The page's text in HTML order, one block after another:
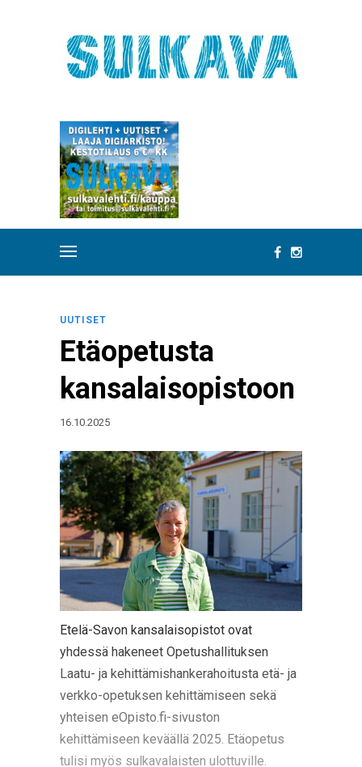
UUTISET
Etäopetusta
kansalaisopistoon
16.10.2025
Etelä-Savon kansalaisopistot ovat
yhdessä hakeneet Opetushallituksen
Laatu- ja kehittämishankerahoitusta etä- ja
verkko-opetuksen kehittämiseen sekä
yhteisen eOpisto.fi-sivuston
kehittämiseen keväällä 2025. Etäopetus
tulisi myös sulkavalaisten ulottuville.